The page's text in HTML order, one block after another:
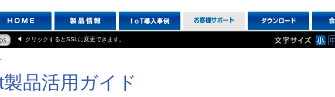
クリックするとSSLに変更できます。
品活用ガイド